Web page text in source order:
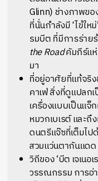
Glinn) ช่างภาพข
ที่นั่นกำลังมี ‘ไข้ใ
รมบีต ที่มีการร่าย
the Roadคัมภีร์แ
มา
ที่อยู่อาศัยที่แท้จริง
คาเฟ่ สิ่งที่ดูแปลก
เครื่องแบบเป็นแจ็
หมวกเบเรต์ และถึ
ดนตรีแจ๊ซที่เต็มไป
สวมแว่นตากันแดด
วิถีของ ‘บีต เจเน
วรรณกรรม การอ่